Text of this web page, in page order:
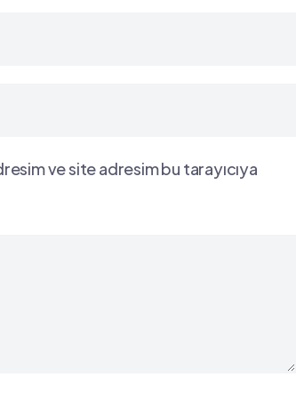
ve site adresim bu tarayıcıya